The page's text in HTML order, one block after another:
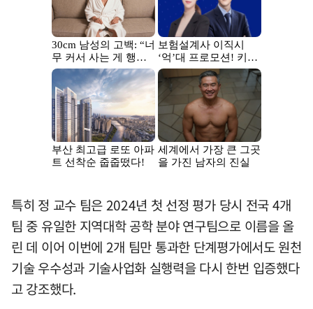
특히 정 교수 팀은 2024년 첫 선정 평가 당시 전국 4개
팀 중 유일한 지역대학 공학 분야 연구팀으로 이름을 올
린 데 이어 이번에 2개 팀만 통과한 단계평가에서도 원천
기술 우수성과 기술사업화 실행력을 다시 한번 입증했다
고 강조했다.